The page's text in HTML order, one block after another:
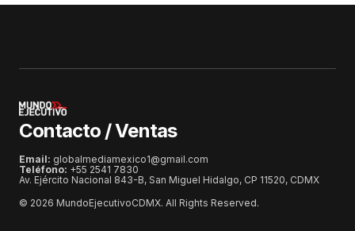
Contacto / Ventas
Email: globalmediamexico1@gmail.com
Teléfono: +55 2541 7830
Av. Ejército Nacional 843-B, San Miguel Hidalgo, CP 11520, CDMX
© 2026 MundoEjecutivoCDMX. All Rights Reserved.